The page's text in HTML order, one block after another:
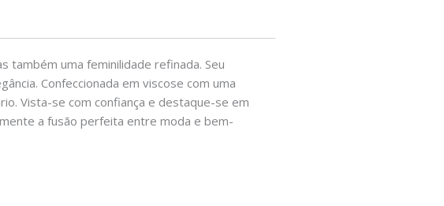
também uma feminilidade refinada. Seu
Confeccionada em viscose com uma
Vista-se com confiança e destaque-se em
a fusão perfeita entre moda e bem-